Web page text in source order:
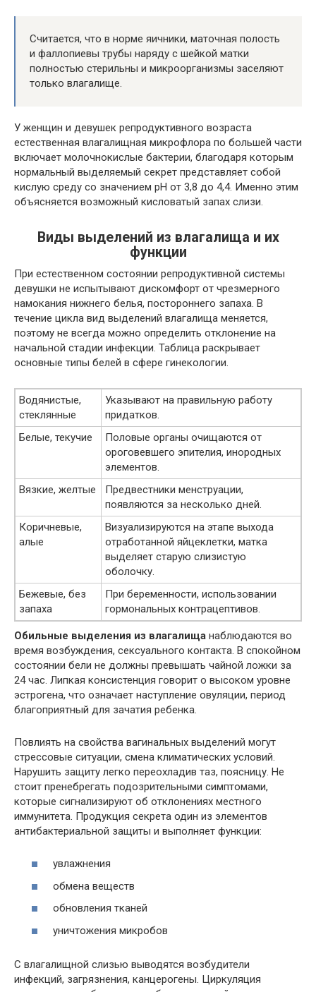
Считается, что в норме яичники, маточная полость
и фаллопиевы трубы наряду с шейкой матки
полностью стерильны и микроорганизмы заселяют
только влагалище.
У женщин и девушек репродуктивного возраста
естественная влагалищная микрофлора по большей части
включает молочнокислые бактерии, благодаря которым
нормальный выделяемый секрет представляет собой
кислую среду со значением рН от 3,8 до 4,4. Именно этим
объясняется возможный кисловатый запах слизи.
Виды выделений из влагалища и их
функции
При естественном состоянии репродуктивной системы
девушки не испытывают дискомфорт от чрезмерного
намокания нижнего белья, постороннего запаха. В
течение цикла вид выделений влагалища меняется,
поэтому не всегда можно определить отклонение на
начальной стадии инфекции. Таблица раскрывает
основные типы белей в сфере гинекологии.
Водянистые,
стеклянные
Указывают на правильную работу
придатков.
Белые, текучие
Половые органы очищаются от
ороговевшего эпителия, инородных
элементов.
Вязкие, желтые
Предвестники менструации,
появляются за несколько дней.
Коричневые,
алые
Визуализируются на этапе выхода
отработанной яйцеклетки, матка
выделяет старую слизистую
оболочку.
Бежевые, без
запаха
При беременности, использовании
гормональных контрацептивов.
Обильные выделения из влагалища наблюдаются во
время возбуждения, сексуального контакта. В спокойном
состоянии бели не должны превышать чайной ложки за
24 час. Липкая консистенция говорит о высоком уровне
эстрогена, что означает наступление овуляции, период
благоприятный для зачатия ребенка.
Повлиять на свойства вагинальных выделений могут
стрессовые ситуации, смена климатических условий.
Нарушить защиту легко переохладив таз, поясницу. Не
стоит пренебрегать подозрительными симптомами,
которые сигнализируют об отклонениях местного
иммунитета. Продукция секрета один из элементов
антибактериальной защиты и выполняет функции:
увлажнения
обмена веществ
обновления тканей
уничтожения микробов
С влагалищной слизью выводятся возбудители
инфекций, загрязнения, канцерогены. Циркуляция